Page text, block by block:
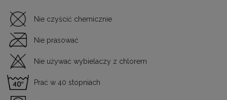
Nie czyścić chemicznie
Nie prasować
Nie używać wybielaczy z chlorem
Prać w 40 stopniach